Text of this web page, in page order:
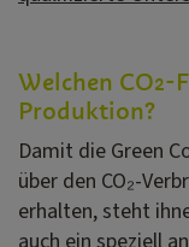
Welchen CO2-
Produktion?
Damit die Green
über den CO₂-
erhalten, steht